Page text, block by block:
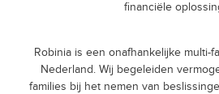
financiële
Robinia is een onafhankelijke multi-
Nederland. Wij begeleiden
families bij het nemen van